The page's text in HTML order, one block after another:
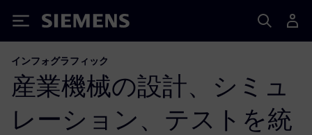
Siemens
インフォグラフィック
産業機械の設計、シミュ
レーション、テストを統